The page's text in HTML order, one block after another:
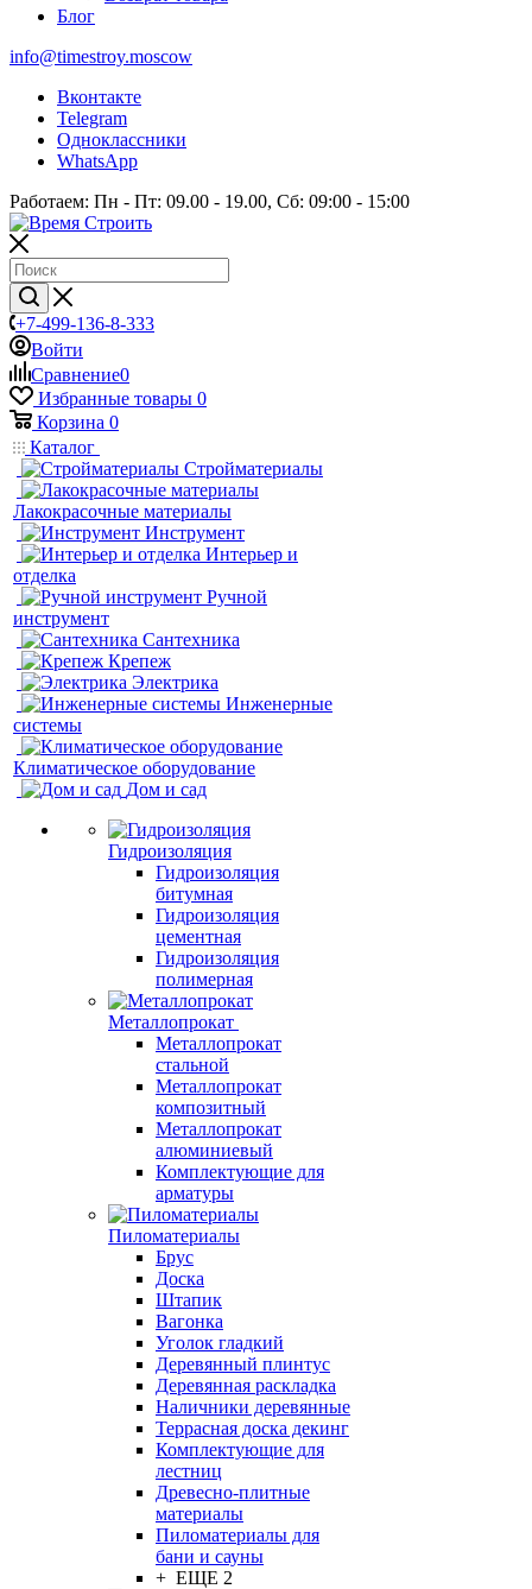
Блог
info@timestroy.moscow
Вконтакте
Telegram
Одноклассники
WhatsApp
Работаем: Пн - Пт: 09.00 - 19.00, Сб: 09:00 - 15:00
+7-499-136-8-333
Войти
Сравнение0
Избранные товары 0
Корзина 0
Каталог
Стройматериалы
Лакокрасочные материалы
Инструмент
Интерьер и
отделка
Ручной
инструмент
Сантехника
Крепеж
Электрика
Инженерные
системы
Климатическое оборудование
Дом и сад
Гидроизоляция
Гидроизоляция
битумная
Гидроизоляция
цементная
Гидроизоляция
полимерная
Металлопрокат
Металлопрокат
стальной
Металлопрокат
композитный
Металлопрокат
алюминиевый
Комплектующие для
арматуры
Пиломатериалы
Брус
Доска
Штапик
Вагонка
Уголок гладкий
Деревянный плинтус
Деревянная раскладка
Наличники деревянные
Террасная доска декинг
Комплектующие для
лестниц
Древесно-плитные
материалы
Пиломатериалы для
бани и сауны
+ ЕЩЕ 2